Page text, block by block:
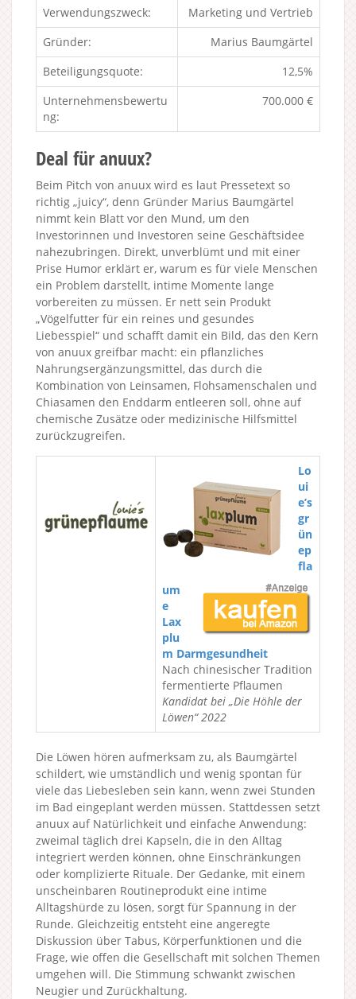
Verwendungszweck:
Marketing und Vertrieb
Gründer:
Marius Baumgärtel
Beteiligungsquote:
12,5%
Unternehmensbewertu
ng:
700.000 €
Deal für anuux?
Beim Pitch von anuux wird es laut Pressetext so
richtig „juicy“, denn Gründer Marius Baumgärtel
nimmt kein Blatt vor den Mund, um den
Investorinnen und Investoren seine Geschäftsidee
nahezubringen. Direkt, unverblümt und mit einer
Prise Humor erklärt er, warum es für viele Menschen
ein Problem darstellt, intime Momente lange
vorbereiten zu müssen. Er nett sein Produkt
„Vögelfutter für ein reines und gesundes
Liebesspiel“ und schafft damit ein Bild, das den Kern
von anuux greifbar macht: ein pflanzliches
Nahrungsergänzungsmittel, das durch die
Kombination von Leinsamen, Flohsamenschalen und
Chiasamen den Enddarm entleeren soll, ohne auf
chemische Zusätze oder medizinische Hilfsmittel
zurückzugreifen.
Lo
ui
e’s
gr
ün
ep
fla
um
e
Lax
plu
m Darmgesundheit
Nach chinesischer Tradition
fermentierte Pflaumen
Kandidat bei „Die Höhle der
Löwen“ 2022
Die Löwen hören aufmerksam zu, als Baumgärtel
schildert, wie umständlich und wenig spontan für
viele das Liebesleben sein kann, wenn zwei Stunden
im Bad eingeplant werden müssen. Stattdessen setzt
anuux auf Natürlichkeit und einfache Anwendung:
zweimal täglich drei Kapseln, die in den Alltag
integriert werden können, ohne Einschränkungen
oder komplizierte Rituale. Der Gedanke, mit einem
unscheinbaren Routineprodukt eine intime
Alltagshürde zu lösen, sorgt für Spannung in der
Runde. Gleichzeitig entsteht eine angeregte
Diskussion über Tabus, Körperfunktionen und die
Frage, wie offen die Gesellschaft mit solchen Themen
umgehen will. Die Stimmung schwankt zwischen
Neugier und Zurückhaltung.